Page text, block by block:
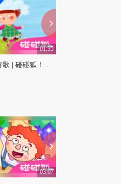
01:35
小狗狗 | 儿童诗歌 | 碰碰狐！快乐儿童诗
03:07